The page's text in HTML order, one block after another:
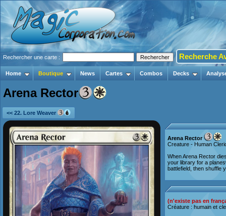
Rechercher une carte : Recherche
Home Boutique News Cartes Combos Decks
Arena Rector
<< 22. Lore Weaver
Arena Rector
Creature - Human
When Arena Rector
your library for a
battlefield, then shuffle
(n'existe pas en
Créature : humain et